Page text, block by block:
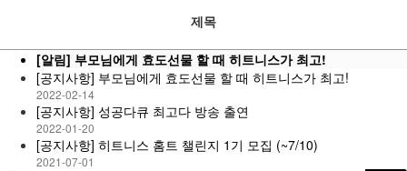
제목
[알림] 부모님에게 효도선물 할 때 히트니스가 최고!
[공지사항] 부모님에게 효도선물 할 때 히트니스가 최고!
2022-02-14
[공지사항] 성공다큐 최고다 방송 출연
2022-01-20
[공지사항] 히트니스 홈트 챌린지 1기 모집 (~7/10)
2021-07-01